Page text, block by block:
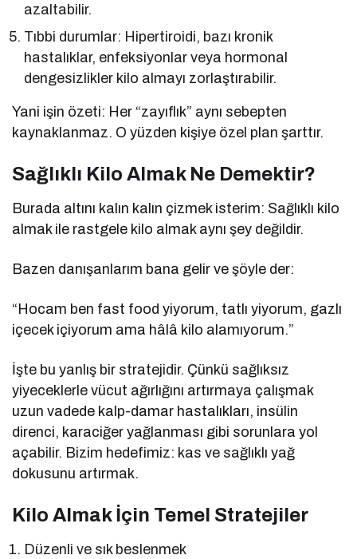
azaltabilir.
Tıbbi durumlar: Hipertiroidi, bazı kronik
hastalıklar, enfeksiyonlar veya hormonal
dengesizlikler kilo almayı zorlaştırabilir.
Yani işin özeti: Her “zayıflık” aynı sebepten
kaynaklanmaz. O yüzden kişiye özel plan şarttır.
Sağlıklı Kilo Almak Ne Demektir?
Burada altını kalın kalın çizmek isterim: Sağlıklı kilo
almak ile rastgele kilo almak aynı şey değildir.
Bazen danışanlarım bana gelir ve şöyle der:
“Hocam ben fast food yiyorum, tatlı yiyorum, gazlı
içecek içiyorum ama hâlâ kilo alamıyorum.”
İşte bu yanlış bir stratejidir. Çünkü sağlıksız
yiyeceklerle vücut ağırlığını artırmaya çalışmak
uzun vadede kalp-damar hastalıkları, insülin
direnci, karaciğer yağlanması gibi sorunlara yol
açabilir. Bizim hedefimiz: kas ve sağlıklı yağ
dokusunu artırmak.
Kilo Almak İçin Temel Stratejiler
Düzenli ve sık beslenmek